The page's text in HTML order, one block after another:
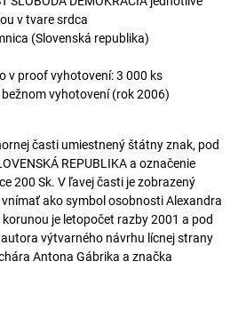
v tvare srdca
(Slovenská republika)
v proof vyhotovení: 3 000 ks
vyhotovení (rok 2006)
časti umiestnený štátny znak, pod
REPUBLIKA a označenie
200 Sk. V ľavej časti je zobrazený
ako symbol osobnosti Alexandra
je letopočet razby 2001 a pod
výtvarného návrhu lícnej strany
Antona Gábrika a značka